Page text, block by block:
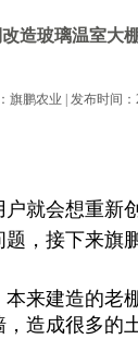
造玻璃温室大
旗鹏农业 | 发布时间：
就会想重新
，接下来旗
来建造的老
造成很多的